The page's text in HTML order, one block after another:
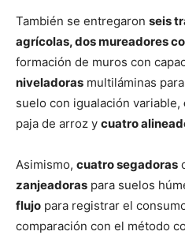
También se entregaron seis
agrícolas, dos mureadores
formación de muros con
niveladoras multiláminas
suelo con igualación variable,
paja de arroz y cuatro
Asimismo, cuatro segadoras
zanjeadoras para suelos
flujo para registrar el
comparación con el método